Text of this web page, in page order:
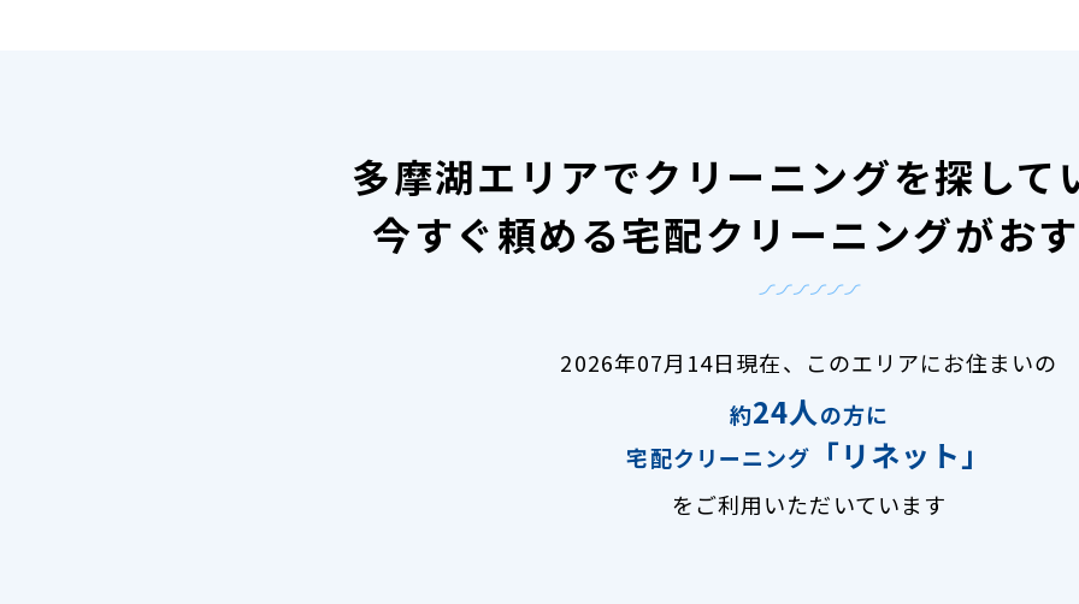
多摩湖エリアでクリーニングを探して
今すぐ頼める宅配クリーニングがお
2026年07月14日現在、
このエリアにお住まいの
約24人の方に
宅配クリーニング
「リネット」
をご利用いただいています